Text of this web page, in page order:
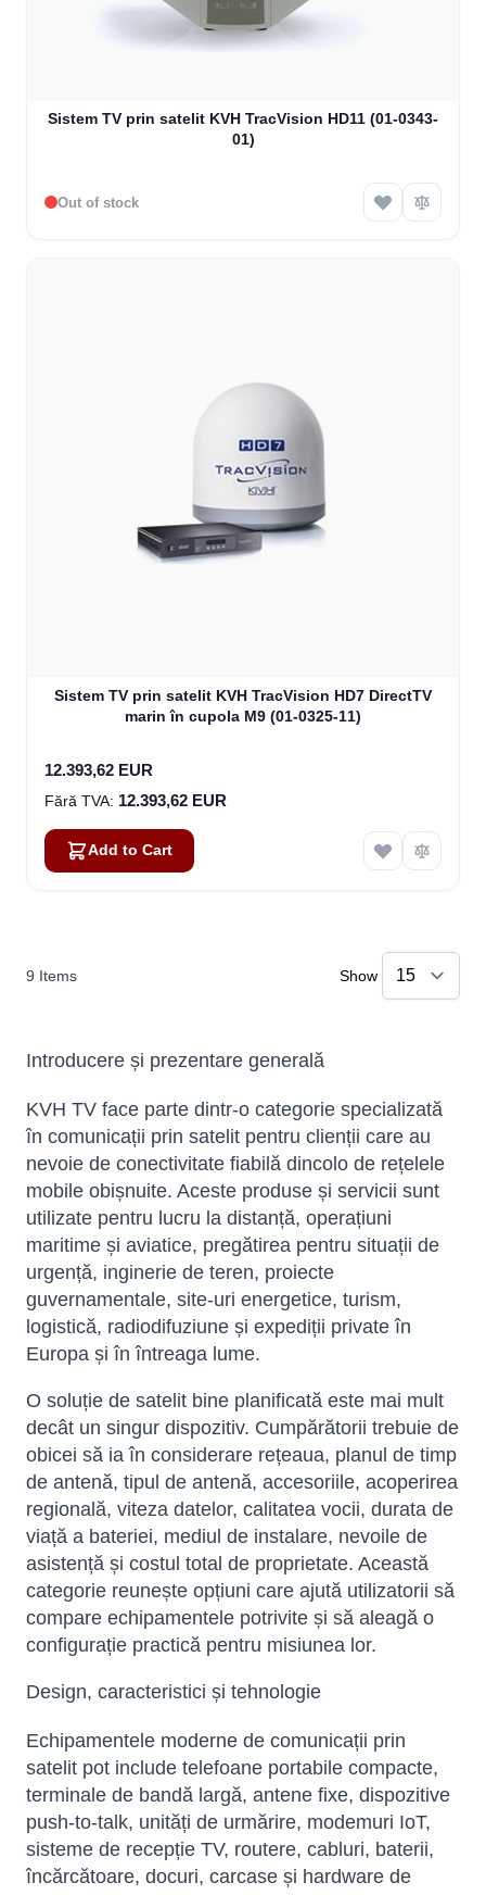
Sistem TV prin satelit KVH TracVision HD11 (01-0343-
01)
Out of stock
Sistem TV prin satelit KVH TracVision HD7 DirectTV
marin în cupola M9 (01-0325-11)
12.393,62 EUR
12.393,62 EUR
Add to Cart
9 Items Show
Introducere și prezentare generală
KVH TV face parte dintr-o categorie specializată
în comunicații prin satelit pentru clienții care au
nevoie de conectivitate fiabilă dincolo de rețelele
mobile obișnuite. Aceste produse și servicii sunt
utilizate pentru lucru la distanță, operațiuni
maritime și aviatice, pregătirea pentru situații de
urgență, inginerie de teren, proiecte
guvernamentale, site-uri energetice, turism,
logistică, radiodifuziune și expediții private în
Europa și în întreaga lume.
O soluție de satelit bine planificată este mai mult
decât un singur dispozitiv. Cumpărătorii trebuie de
obicei să ia în considerare rețeaua, planul de timp
de antenă, tipul de antenă, accesoriile, acoperirea
regională, viteza datelor, calitatea vocii, durata de
viață a bateriei, mediul de instalare, nevoile de
asistență și costul total de proprietate. Această
categorie reunește opțiuni care ajută utilizatorii să
compare echipamentele potrivite și să aleagă o
configurație practică pentru misiunea lor.
Design, caracteristici și tehnologie
Echipamentele moderne de comunicații prin
satelit pot include telefoane portabile compacte,
terminale de bandă largă, antene fixe, dispozitive
push-to-talk, unități de urmărire, modemuri IoT,
sisteme de recepție TV, routere, cabluri, baterii,
încărcătoare, docuri, carcase și hardware de